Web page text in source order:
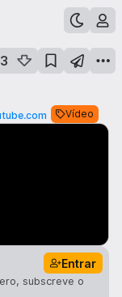
3
Vídeo
Entrar
subscreve o